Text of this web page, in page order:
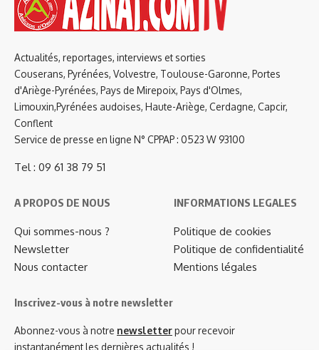
Actualités, reportages, interviews et sorties
Couserans, Pyrénées, Volvestre, Toulouse-Garonne, Portes
d'Ariège-Pyrénées, Pays de Mirepoix, Pays d'Olmes,
Limouxin,Pyrénées audoises, Haute-Ariège, Cerdagne, Capcir,
Conflent
Service de presse en ligne N° CPPAP : 0523 W 93100
Tel : 09 61 38 79 51
A PROPOS DE NOUS
Qui sommes-nous ?
Newsletter
Nous contacter
INFORMATIONS LEGALES
Politique de cookies
Politique de confidentialité
Mentions légales
Inscrivez-vous à notre newsletter
Abonnez-vous à notre newsletterpour recevoir
instantanément les dernières actualités !